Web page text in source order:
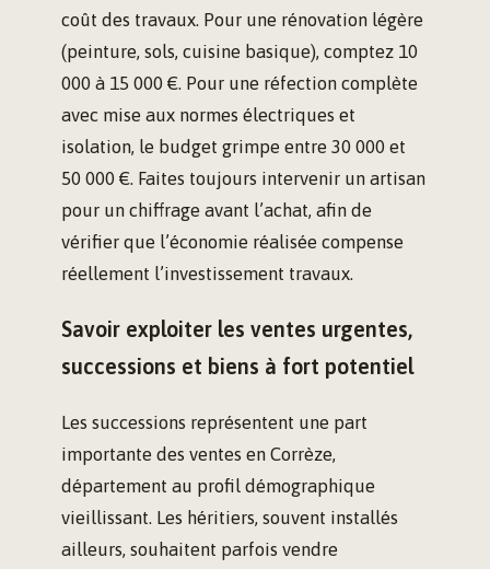
coût des travaux. Pour une rénovation légère
(peinture, sols, cuisine basique), comptez 10
000 à 15 000 €. Pour une réfection complète
avec mise aux normes électriques et
isolation, le budget grimpe entre 30 000 et
50 000 €. Faites toujours intervenir un artisan
pour un chiffrage avant l’achat, afin de
vérifier que l’économie réalisée compense
réellement l’investissement travaux.
Savoir exploiter les ventes urgentes,
successions et biens à fort potentiel
Les successions représentent une part
importante des ventes en Corrèze,
département au profil démographique
vieillissant. Les héritiers, souvent installés
ailleurs, souhaitent parfois vendre